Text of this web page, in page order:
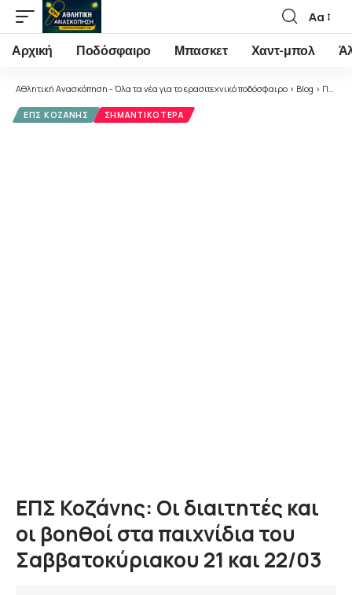
Font
Resizer
Αα
Αρχική Ποδόσφαιρο Μπασκετ Χαντ-μπολ
Αθλητική Ανασκόπηση - Όλα τα νέα για το ερασιτεχνικό ποδόσφαιρο > Blog > Ποδόσφαιρο
ΕΠΣ ΚΟΖΆΝΗΣ ΣΗΜΑΝΤΙΚΌΤΕΡΑ
ΕΠΣ Κοζάνης: Οι διαιτητές και
οι βοηθοί στα παιχνίδια του
Σαββατοκύριακου 21 και 22/03